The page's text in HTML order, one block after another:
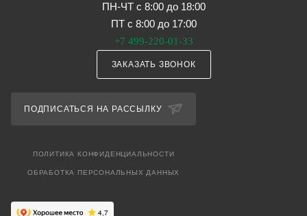
ПН-ЧТ с 8:00 до 18:00
ПТ с 8:00 до 17:00
+7 499-220-01-33
ЗАКАЗАТЬ ЗВОНОК
ПОДПИСАТЬСЯ НА РАССЫЛКУ
ПОЛИТИКА КОНФИДЕНЦИАЛЬНОСТИ
ОБРАБОТКА ПЕРСОНАЛЬНЫХ ДАННЫХ